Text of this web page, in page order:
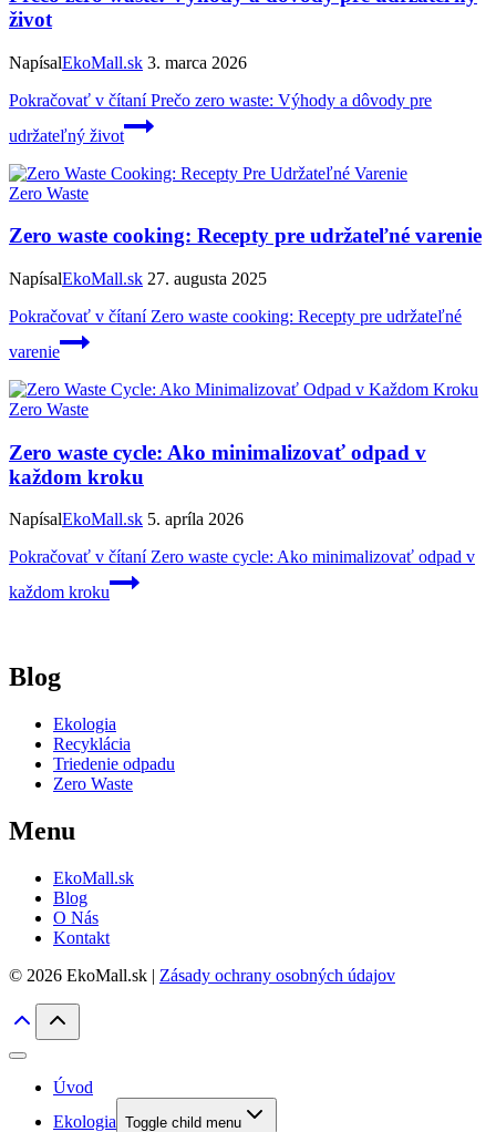
život
NapísalEkoMall.sk 3. marca 2026
Pokračovať v čítaníPrečo zero waste: Výhody a dôvody pre
udržateľný život
Zero Waste
Zero waste cooking: Recepty pre udržateľné varenie
NapísalEkoMall.sk 27. augusta 2025
Pokračovať v čítaníZero waste cooking: Recepty pre udržateľné
varenie
Zero Waste
Zero waste cycle: Ako minimalizovať odpad v
každom kroku
NapísalEkoMall.sk 5. apríla 2026
Pokračovať v čítaníZero waste cycle: Ako minimalizovať odpad v
každom kroku
Blog
Ekologia
Recyklácia
Triedenie odpadu
Zero Waste
Menu
EkoMall.sk
Blog
O Nás
Kontakt
© 2026 EkoMall.sk | Zásady ochrany osobných údajov
Úvod
Ekologia Toggle child menu